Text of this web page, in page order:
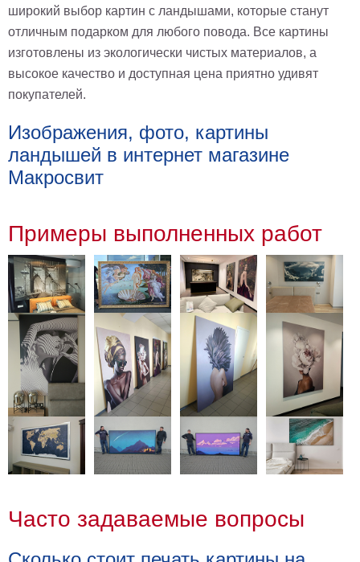
Мотивирующие
Города
Нью
Йорк
все
темы
Багетная
мастерская
Рамы
для
картин
Печать
холсте
больших
размеров
Наши
широкий выбор картин с ландышами, которые станут
отличным подарком для любого повода. Все картины
изготовлены из экологически чистых материалов, а
высокое качество и доступная цена приятно удивят
покупателей.
Изображения, фото, картины
ландышей в интернет магазине
Макросвит
Примеры выполненных работ
Часто задаваемые вопросы